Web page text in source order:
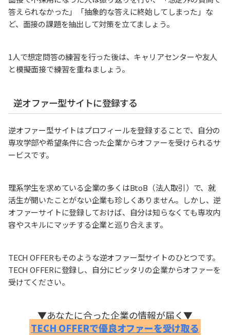
答えられなかった」「抽象的な答えに終始してしまった」な
ど、面接の課題を抽出して対策を立てましょう。
1人で想定問答の練習を行った後は、キャリアセンターや友人
と模擬面接で練習を重ねましょう。
逆オファー型サイトに登録する
逆オファー型サイトはプロフィールを登録することで、自分の
専攻学部や希望条件に合った企業からオファーを受けられるサ
ービスです。
理系学生を求めている企業の多くはBtoB（法人取引）で、就
活生が聞いたことがない企業も珍しくありません。しかし、逆
オファーサイトに登録しておけば、自分は知らなくても専攻内
容やスキルにマッチする企業と巡り合えます。
TECH OFFERもそのような逆オファー型サイトのひとつです。
TECH OFFERに登録し、自分にピッタリの企業からオファーを
受けてください。
▼あなたに合った企業の情報が届く▼
TECH OFFERで優良オファーを受け取る